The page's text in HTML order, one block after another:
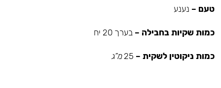
טעם – נענע
כמות שקיות בחבילה – בערך 20 יח
כמות ניקוטין לשקית – מ”ג